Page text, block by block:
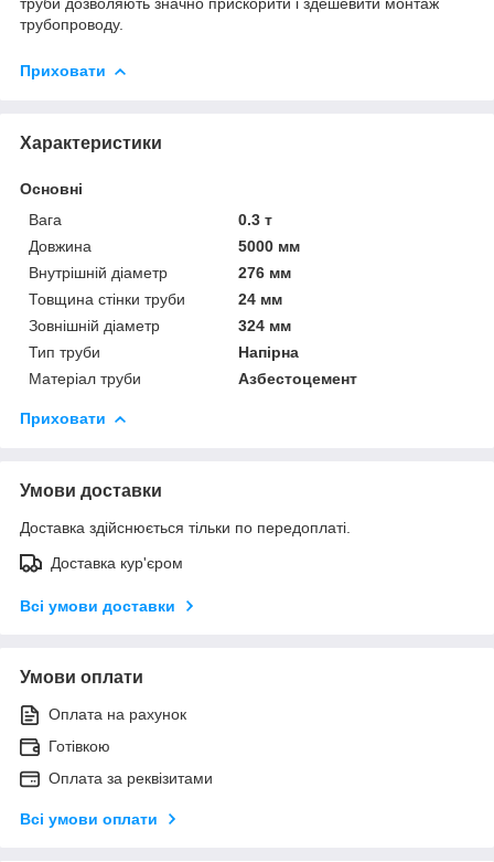
трубопроводу.
Приховати
Характеристики
Основні
Вага
0.3 т
Довжина
5000 мм
Внутрішній діаметр
276 мм
Товщина стінки труби
24 мм
Зовнішній діаметр
324 мм
Тип труби
Напірна
Матеріал труби
Азбестоцемент
Приховати
Умови доставки
Доставка здійснюється тільки по передоплаті.
Доставка кур'єром
Всі умови доставки
Умови оплати
Оплата на рахунок
Готівкою
Оплата за реквізитами
Всі умови оплати